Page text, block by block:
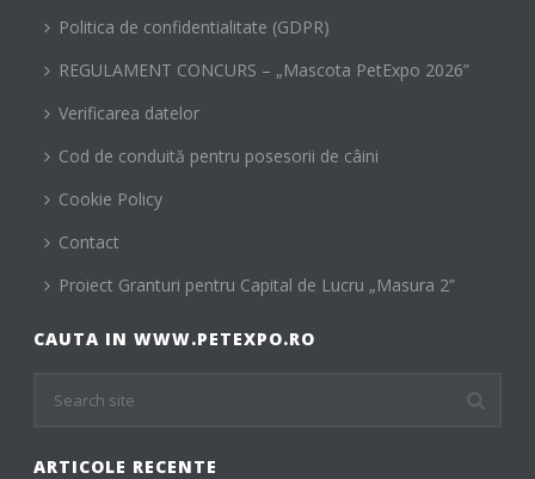
Politica de confidentialitate (GDPR)
REGULAMENT CONCURS – „Mascota PetExpo 2026”
Verificarea datelor
Cod de conduită pentru posesorii de câini
Cookie Policy
Contact
Proiect Granturi pentru Capital de Lucru „Masura 2”
CAUTA IN WWW.PETEXPO.RO
ARTICOLE RECENTE